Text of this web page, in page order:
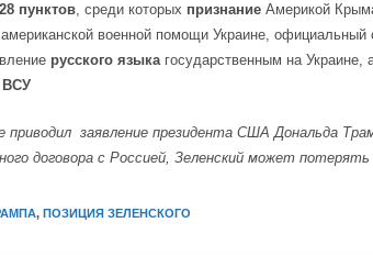
28 пунктов, среди которых признание Америкой
американской военной помощи Украине, официальный
русского языкагосударственным на Украине,
ВСУ
приводил заявление президента США Дональда
договора с Россией, Зеленский может
, ПОЗИЦИЯ ЗЕЛЕНСКОГО